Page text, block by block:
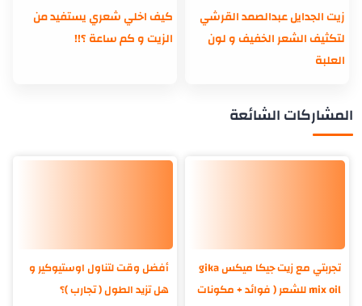
زيت الجدايل عبدالصمد القرشي
لتكثيف الشعر الخفيف و لون
العلبة
كيف اخلي شعري يستفيد من
الزيت و كم ساعة ؟!!
المشاركات الشائعة
تجربتي مع زيت جيكا ميكس gika
mix oil للشعر ( فوائد + مكونات
أفضل وقت لتناول اوستيوكير و
هل تزيد الطول ( تجارب )؟